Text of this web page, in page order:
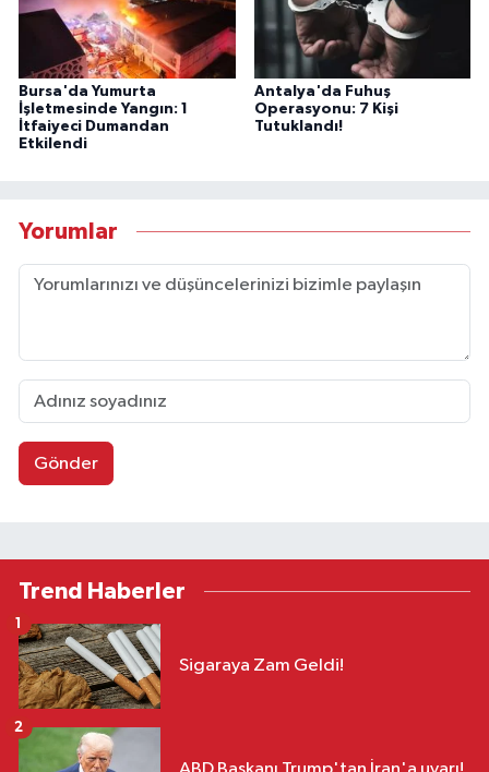
Bursa'da Yumurta
İşletmesinde Yangın: 1
İtfaiyeci Dumandan
Etkilendi
Antalya'da Fuhuş
Operasyonu: 7 Kişi
Tutuklandı!
Yorumlar
Gönder
Trend Haberler
Sigaraya Zam Geldi!
1
2